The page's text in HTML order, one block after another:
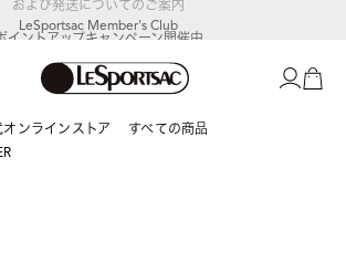
LeSportsac Member's Club
イントアップキャンペーン開催中
ンラインストア
すべての商品